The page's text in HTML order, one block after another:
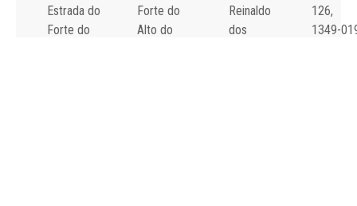
Estrada do
Forte do
Forte do
Alto do
Reinaldo
dos
126,
1349-